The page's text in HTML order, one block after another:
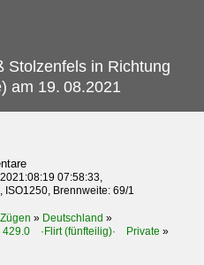
Stolzenfels in Richtung
am 19. 08.2021
2021:08:19 07:58:33,
Brennweite: 69/1
» Deutschland »
·Flirt (fünfteilig)· Private »